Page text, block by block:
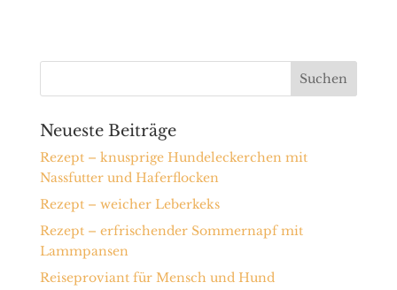
Neueste Beiträge
Rezept – knusprige Hundeleckerchen mit
Nassfutter und Haferflocken
Rezept – weicher Leberkeks
Rezept – erfrischender Sommernapf mit
Lammpansen
Reiseproviant für Mensch und Hund